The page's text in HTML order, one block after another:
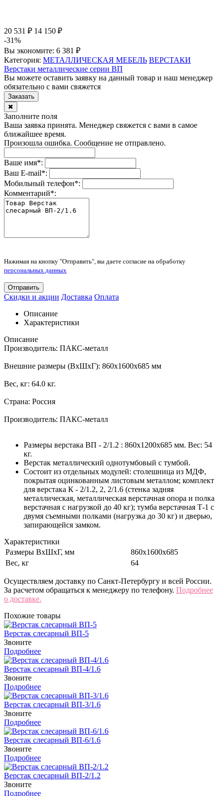
20 531 ₽ 14 150 ₽
-31%
Вы экономите: 6 381 ₽
Категория: МЕТАЛЛИЧЕСКАЯ МЕБЕЛЬ ВЕРСТАКИ
Верстаки металлические серии ВП
Вы можете оставить заявку на данный товар и наш менеджер
обязательно с вами свяжется
Заказать
✖
Заполните поля
Ваша заявка принята. Менеджер свяжется с вами в самое
ближайшее время.
Произошла ошибка. Сообщение не отправлено.
Ваше имя*:
Ваш E-mail*:
Мобильный телефон*:
Комментарий*:
Нажимая на кнопку "Отправить", вы даете согласие на обработку
персональных данных
Отправить
Скидки и акции Доставка Оплата
Описание
Характеристики
Описание
Производитель: ПАКС-металл
Внешние размеры (ВхШхГ): 860х1600х685 мм
Вес, кг: 64.0 кг.
Страна: Россия
Производитель: ПАКС-металл
Размеры верстака ВП - 2/1.2 : 860х1200х685 мм. Вес: 54
кг.
Верстак металлический однотумбовый с тумбой.
Состоит из отдельных модулей: столешница из МДФ,
покрытая оцинкованным листовым металлом; комплект
для верстака К - 2/1.2, 2, 2/1.6 (стенка задняя
металлическая, металлическая верстачная опора и полка
верстачная с нагрузкой до 40 кг); тумба верстачная Т-1 с
двумя съемными полками (нагрузка до 30 кг) и дверью,
запирающейся замком.
Характеристики
Размеры ВхШхГ, мм
860x1600x685
Вес, кг
64
Осуществляем доставку по Санкт-Петербургу и всей России.
За расчетом обращаться к менеджеру по телефону. Подробнее
о доставке.
Похожие товары
Верстак слесарный ВП-5
Звоните
Подробнее
Верстак слесарный ВП-4/1.6
Звоните
Подробнее
Верстак слесарный ВП-3/1.6
Звоните
Подробнее
Верстак слесарный ВП-6/1.6
Звоните
Подробнее
Верстак слесарный ВП-2/1.2
Звоните
Подробнее